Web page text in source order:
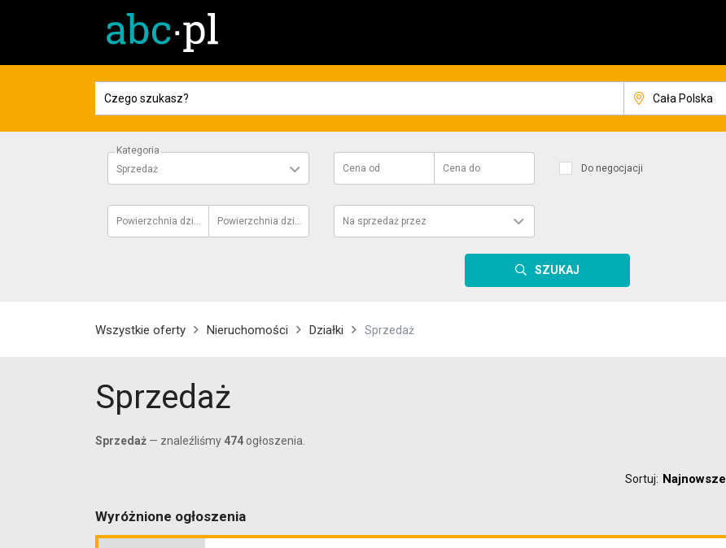
Kategoria
Sprzedaż
Cena od Cena do Do negocjacji
Powierzchnia działki od Powierzchnia działki Na sprzedaż przez
SZUKAJ
Wszystkie oferty Nieruchomości Działki Sprzedaż
Sprzedaż
Sprzedaż — znaleźliśmy 474 ogłoszenia.
Sortuj: Najnowsze
Wyróżnione ogłoszenia